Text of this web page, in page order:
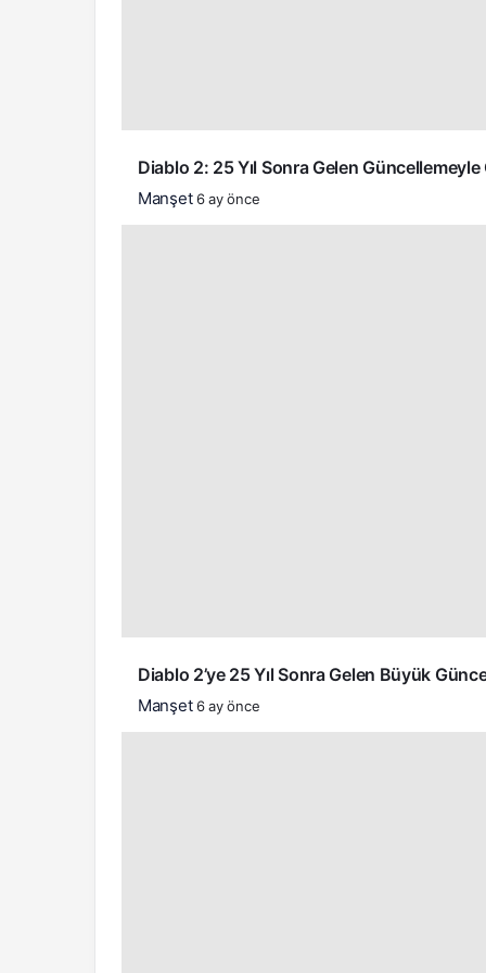
Diablo 2: 25 Yıl Sonra Gelen Güncellemeyle
Manşet 6 ay önce
Diablo 2’ye 25 Yıl Sonra Gelen Büyük
Manşet 6 ay önce